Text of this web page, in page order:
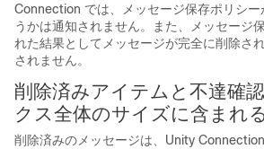
Connection では、メッセージ保存ポリシ
うかは通知されません。また、メッセージ
れた結果としてメッセージが完全に削除さ
されません。
削除済みアイテムと不達確
クス全体のサイズに含まれ
削除済みのメッセージは、Unity